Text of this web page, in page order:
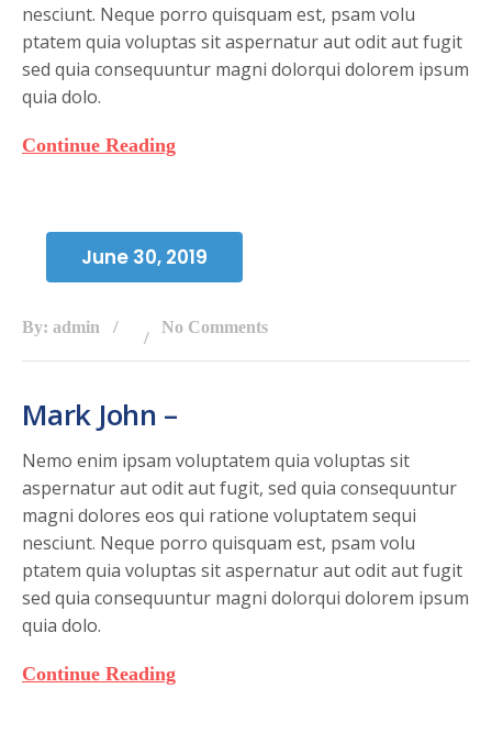
nesciunt. Neque porro quisquam est, psam volu
ptatem quia voluptas sit aspernatur aut odit aut fugit
sed quia consequuntur magni dolorqui dolorem ipsum
quia dolo.
Continue Reading
June 30, 2019
By: admin No Comments
Mark John –
Nemo enim ipsam voluptatem quia voluptas sit
aspernatur aut odit aut fugit, sed quia consequuntur
magni dolores eos qui ratione voluptatem sequi
nesciunt. Neque porro quisquam est, psam volu
ptatem quia voluptas sit aspernatur aut odit aut fugit
sed quia consequuntur magni dolorqui dolorem ipsum
quia dolo.
Continue Reading